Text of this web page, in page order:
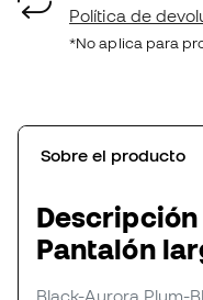
Política de
*No aplica para
Sobre el producto
Pantalón
Black-Aurora Plum-